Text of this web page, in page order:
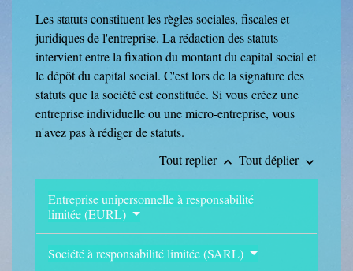
Les statuts constituent les règles sociales, fiscales et
juridiques de l'entreprise. La rédaction des statuts
intervient entre la fixation du montant du capital social et
le dépôt du capital social. C'est lors de la signature des
statuts que la société est constituée. Si vous créez une
entreprise individuelle ou une micro-entreprise, vous
n'avez pas à rédiger de statuts.
Tout replier keyboard_arrow_up Tout déplier keyboard_arrow_down
Entreprise unipersonnelle à responsabilité
limitée (EURL)
Société à responsabilité limitée (SARL)